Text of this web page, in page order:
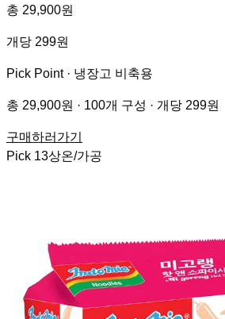
총 29,900원
개당 299원
Pick Point · 냉장고 비축용
총 29,900원 · 100개 구성 · 개당 299원
구매하러가기
Pick 13상온/가공